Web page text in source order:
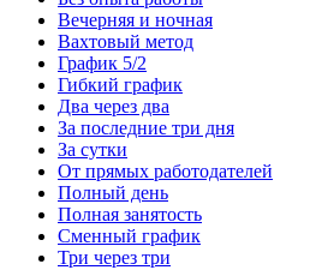
Вечерняя и ночная
Вахтовый метод
График 5/2
Гибкий график
Два через два
За последние три дня
За сутки
От прямых работодателей
Полный день
Полная занятость
Сменный график
Три через три